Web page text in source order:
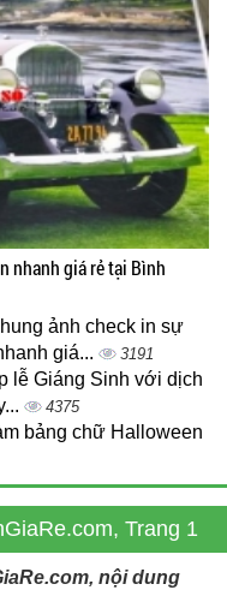
nhanh giá rẻ tại Bình
ảnh check in sự
giá...
3191
lễ Giáng Sinh với dịch
4375
bảng chữ Halloween
Trang 1
nội dung